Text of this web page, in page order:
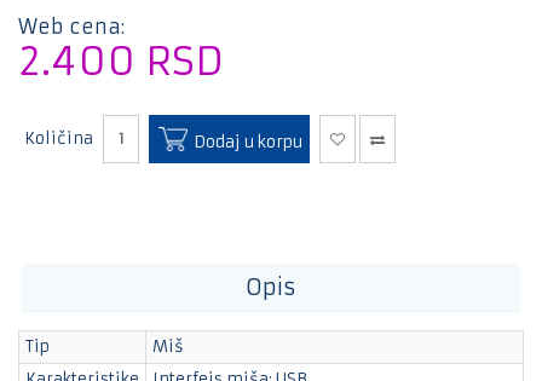
i
adapteri
i bicikle
Web cena:
2.400 RSD
Količina Dodaj u korpu
Opis
Tip
Miš